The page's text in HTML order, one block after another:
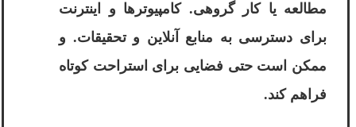
مطالعه یا کار گروهی. کامپیوترها و اینترنت
برای دسترسی به منابع آنلاین و تحقیقات. و
ممکن است حتی فضایی برای استراحت کوتاه
فراهم کند.